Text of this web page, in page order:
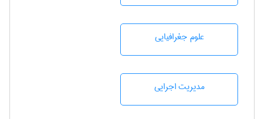
علوم جغرافيايی
مديريت اجرايی